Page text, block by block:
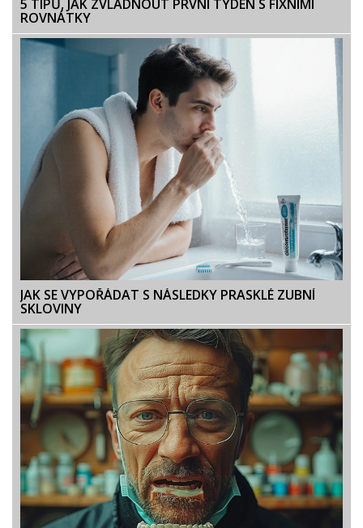
5 TIPŮ, JAK ZVLÁDNOUT PRVNÍ TÝDEN S FIXNÍMI
ROVNÁTKY
JAK SE VYPOŘÁDAT S NÁSLEDKY PRASKLÉ ZUBNÍ
SKLOVINY